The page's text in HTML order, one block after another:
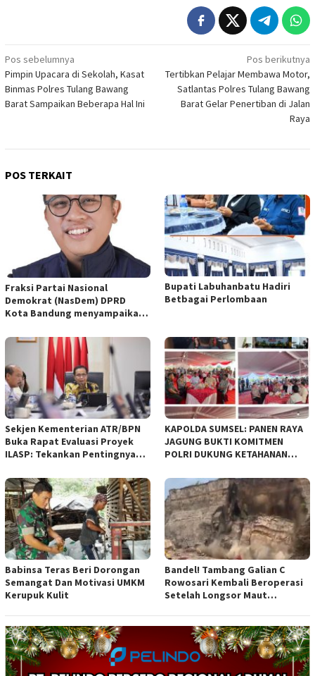
Navigasi
pos
Pos sebelumnya
Pimpin Upacara di Sekolah, Kasat
Binmas Polres Tulang Bawang
Barat Sampaikan Beberapa Hal Ini
Pos berikutnya
Tertibkan Pelajar Membawa Motor,
Satlantas Polres Tulang Bawang
Barat Gelar Penertiban di Jalan
Raya
POS TERKAIT
Fraksi Partai Nasional
Demokrat (NasDem) DPRD
Kota Bandung menyampaikan
empat Rancangan Peraturan
Daerah (Raperda) yang
diajukan Pemerintah Kota
Bandung
Bupati Labuhanbatu Hadiri
Betbagai Perlombaan
Sekjen Kementerian ATR/BPN
Buka Rapat Evaluasi Proyek
ILASP: Tekankan Pentingnya
Anggaran
KAPOLDA SUMSEL: PANEN RAYA
JAGUNG BUKTI KOMITMEN
POLRI DUKUNG KETAHANAN
Babinsa Teras Beri Dorongan
Semangat Dan Motivasi UMKM
Kerupuk Kulit
Bandel! Tambang Galian C
Rowosari Kembali Beroperasi
Setelah Longsor Maut